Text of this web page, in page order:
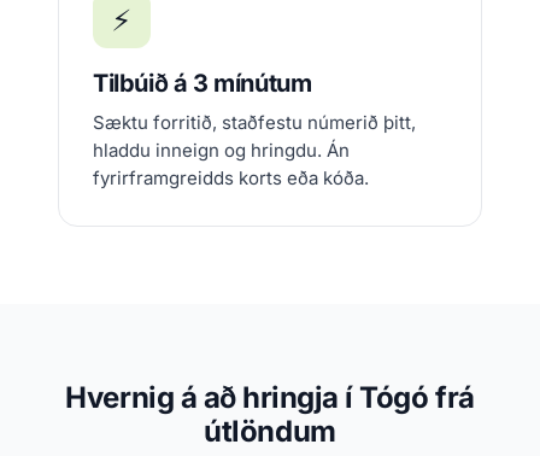
⚡
Tilbúið á 3 mínútum
Sæktu forritið, staðfestu númerið þitt,
hladdu inneign og hringdu. Án
fyrirframgreidds korts eða kóða.
Hvernig á að hringja í Tógó frá
útlöndum